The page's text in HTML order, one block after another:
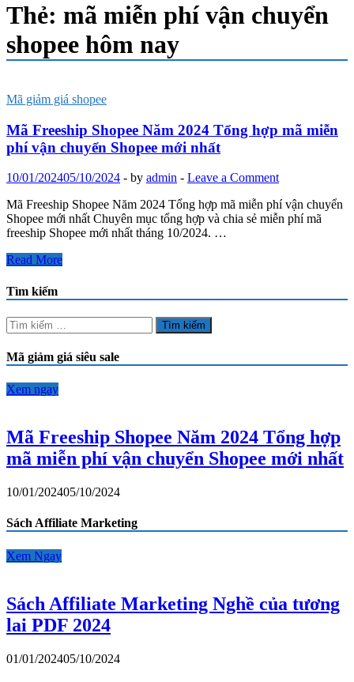
Thẻ: mã miễn phí vận chuyển
shopee hôm nay
Mã giảm giá shopee
Mã Freeship Shopee Năm 2024 Tổng hợp mã miễn
phí vận chuyển Shopee mới nhất
10/01/202405/10/2024 - by admin - Leave a Comment
Mã Freeship Shopee Năm 2024 Tổng hợp mã miễn phí vận chuyển
Shopee mới nhất Chuyên mục tổng hợp và chia sẻ miễn phí mã
freeship Shopee mới nhất tháng 10/2024. …
Mã
Shopee
Năm
2024
Tổng
mã
phí
Shopee
mới
nhất
Read More
Tìm kiếm
Tìm
kiếm
cho:
Mã giảm giá siêu sale
Xem ngay
Mã Freeship Shopee Năm 2024 Tổng hợp
mã miễn phí vận chuyển Shopee mới nhất
10/01/202405/10/2024
Sách Affiliate Marketing
Xem Ngay
Sách Affiliate Marketing Nghề của tương
lai PDF 2024
01/01/202405/10/2024